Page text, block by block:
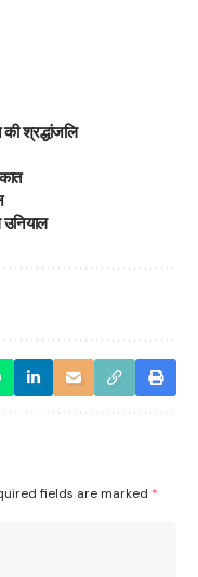
की श्रद्धांजलि
fields are marked *